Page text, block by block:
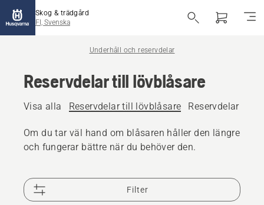
Skog & trädgård
FI, Svenska
Underhåll och reservdelar
Reservdelar till lövblåsare
Visa alla Reservdelar till lövblåsare Reservdelar till
Om du tar väl hand om blåsaren håller den längre
och fungerar bättre när du behöver den.
Filter